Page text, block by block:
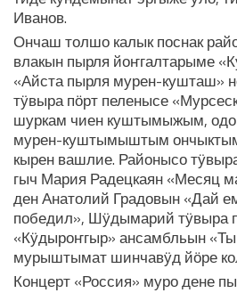
Иванов.
Ончаш толшо калык поснак
влакын пырля йоҥгалтарыме
«Айста пырля мурен-кушташ»
тӱвыра пӧрт пеленысе
шуркам чиен куштымыжым,
мурен-куштымыштым
кырен вашлие. Районысо
гыч Мария Радецкаян «Месяц
ден Анатолий Градовын «Дай
победил», Шӱдымарий тӱвыра
«Кӱдыроҥгыр» ансамбльын
мурыштымат шинчавӱд йӧре
Концерт «Россия» муро дене